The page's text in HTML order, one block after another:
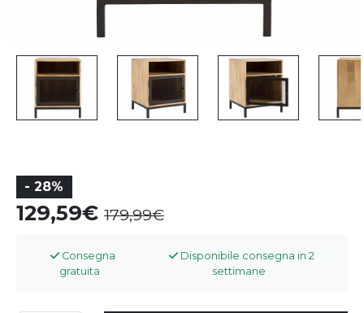
- 28%
129,59 179,99
Consegna
gratuita
Disponibile consegna in 2
settimane